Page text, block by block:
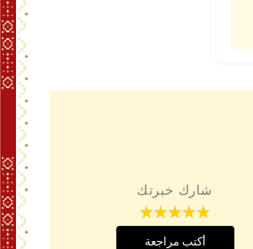
شارك خبرتك
أكتب مراجعة